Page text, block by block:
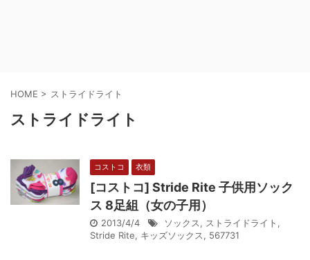
HOME > ストライドライト
ストライドライト
コストコ 衣類
[コストコ] Stride Rite 子供用ソック
ス 8足組（女の子用）
2013/4/4 ソックス, ストライドライト ,
Stride Rite, キッズソックス, 567731